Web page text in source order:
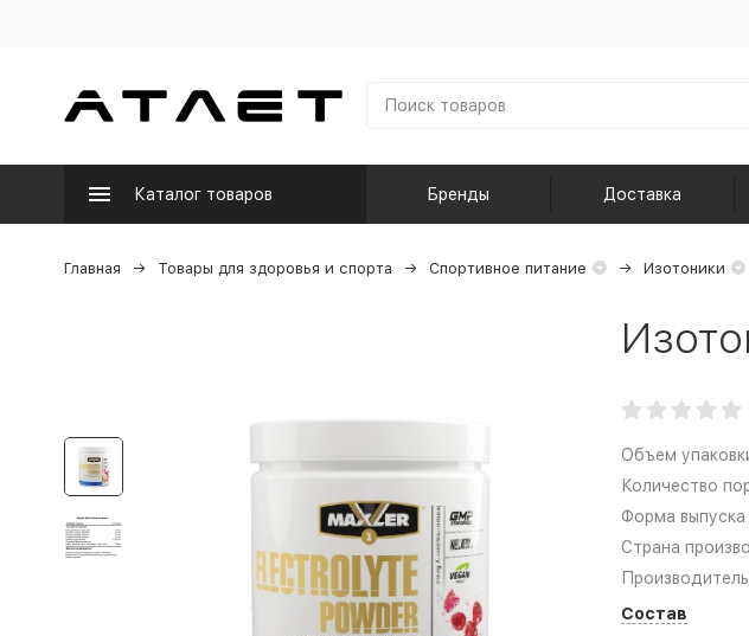
Каталог товаров Бренды Доставка
Главная Товары для здоровья и спорта Спортивное питание Изотоники
Объем
Количество
Форма выпуска
Страна
Состав